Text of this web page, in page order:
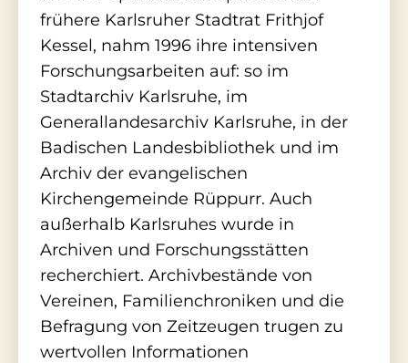
frühere Karlsruher Stadtrat Frithjof
Kessel, nahm 1996 ihre intensiven
Forschungsarbeiten auf: so im
Stadtarchiv Karlsruhe, im
Generallandesarchiv Karlsruhe, in der
Badischen Landesbibliothek und im
Archiv der evangelischen
Kirchengemeinde Rüppurr. Auch
außerhalb Karlsruhes wurde in
Archiven und Forschungsstätten
recherchiert. Archivbestände von
Vereinen, Familienchroniken und die
Befragung von Zeitzeugen trugen zu
wertvollen Informationen